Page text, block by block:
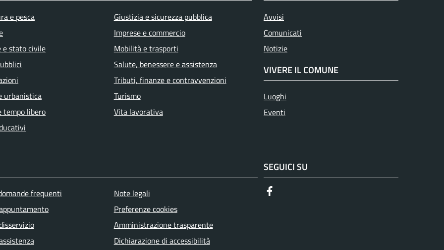
e pesca
e stato civile
urbanistica
tempo libero
Giustizia e sicurezza pubblica
Imprese e commercio
Mobilità e trasporti
Salute, benessere e assistenza
Tributi, finanze e contravvenzioni
Turismo
Vita lavorativa
Avvisi
Comunicati
Notizie
VIVERE IL COMUNE
Luoghi
Eventi
piè di pagina
frequenti
Note legali
Preferenze cookies
Amministrazione trasparente
Dichiarazione di accessibilità
SEGUICI SU